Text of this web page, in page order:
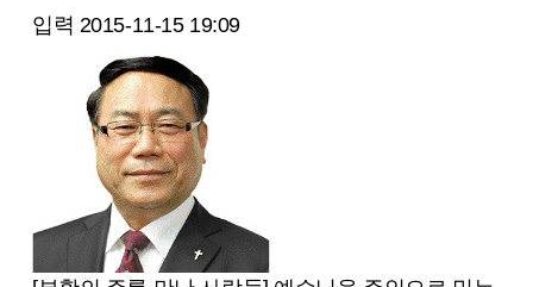
입력 2015-11-15 19:09